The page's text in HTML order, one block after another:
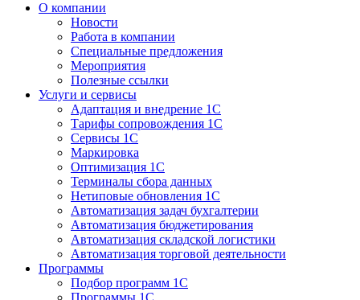
О компании
Новости
Работа в компании
Специальные предложения
Мероприятия
Полезные ссылки
Услуги и сервисы
Адаптация и внедрение 1С
Тарифы сопровождения 1С
Сервисы 1С
Маркировка
Оптимизация 1С
Терминалы сбора данных
Нетиповые обновления 1С
Автоматизация задач бухгалтерии
Автоматизация бюджетирования
Автоматизация складской логистики
Автоматизация торговой деятельности
Программы
Подбор программ 1С
Программы 1С